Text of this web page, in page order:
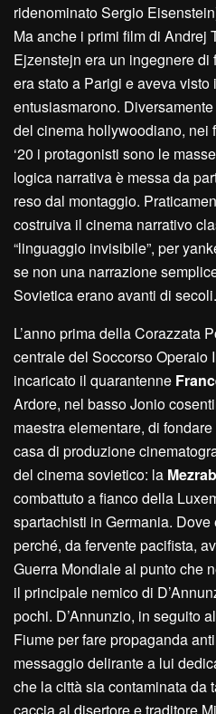
ridenominato Sergio
Ma anche i primi film di Andrej
Ejzenstejn era un ingegnere
era stato a Parigi e aveva
entusiasmarono.
del cinema hollywoodiano, nei
‘20 i protagonisti sono le
logica narrativa è messa da
reso dal montaggio.
costruiva il cinema narrativo
“linguaggio invisibile”, per
se non una narrazione
Sovietica erano avanti di secoli.
L’anno prima della Corazzata
centrale del Soccorso Operaio
incaricato il quarantenne
Ardore, nel basso Jonio
maestra elementare, di
casa di produzione
del cinema sovietico: la
combattuto a fianco della
spartachisti in Germania.
perché, da fervente pacifista,
Guerra Mondiale al punto che
il principale nemico di
pochi. D’Annunzio, in seguito
Fiume per fare propaganda
messaggio delirante a lui
che la città sia contaminata da
caccia al disertore e traditore